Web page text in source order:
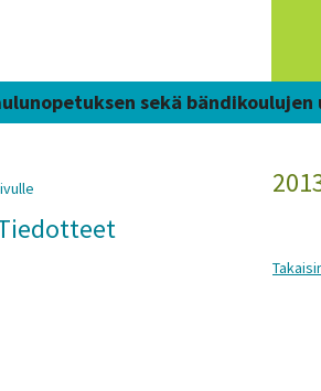
sekä bändikoulujen